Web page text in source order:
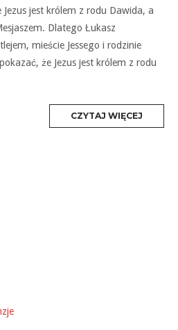
jest królem z rodu Dawida, a
Dlatego Łukasz
mieście Jessego i rodzinie
że Jezus jest królem z rodu
CZYTAJ WIĘCEJ